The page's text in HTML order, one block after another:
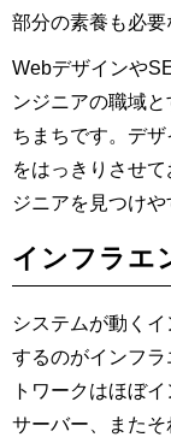
部分の素養も必要
Webデザインや
ンジニアの職域
ちまちです。デ
をはっきりさせ
ジニアを見つけや
インフラエ
システムが動く
するのがインフ
トワークはほぼ
サーバー、また